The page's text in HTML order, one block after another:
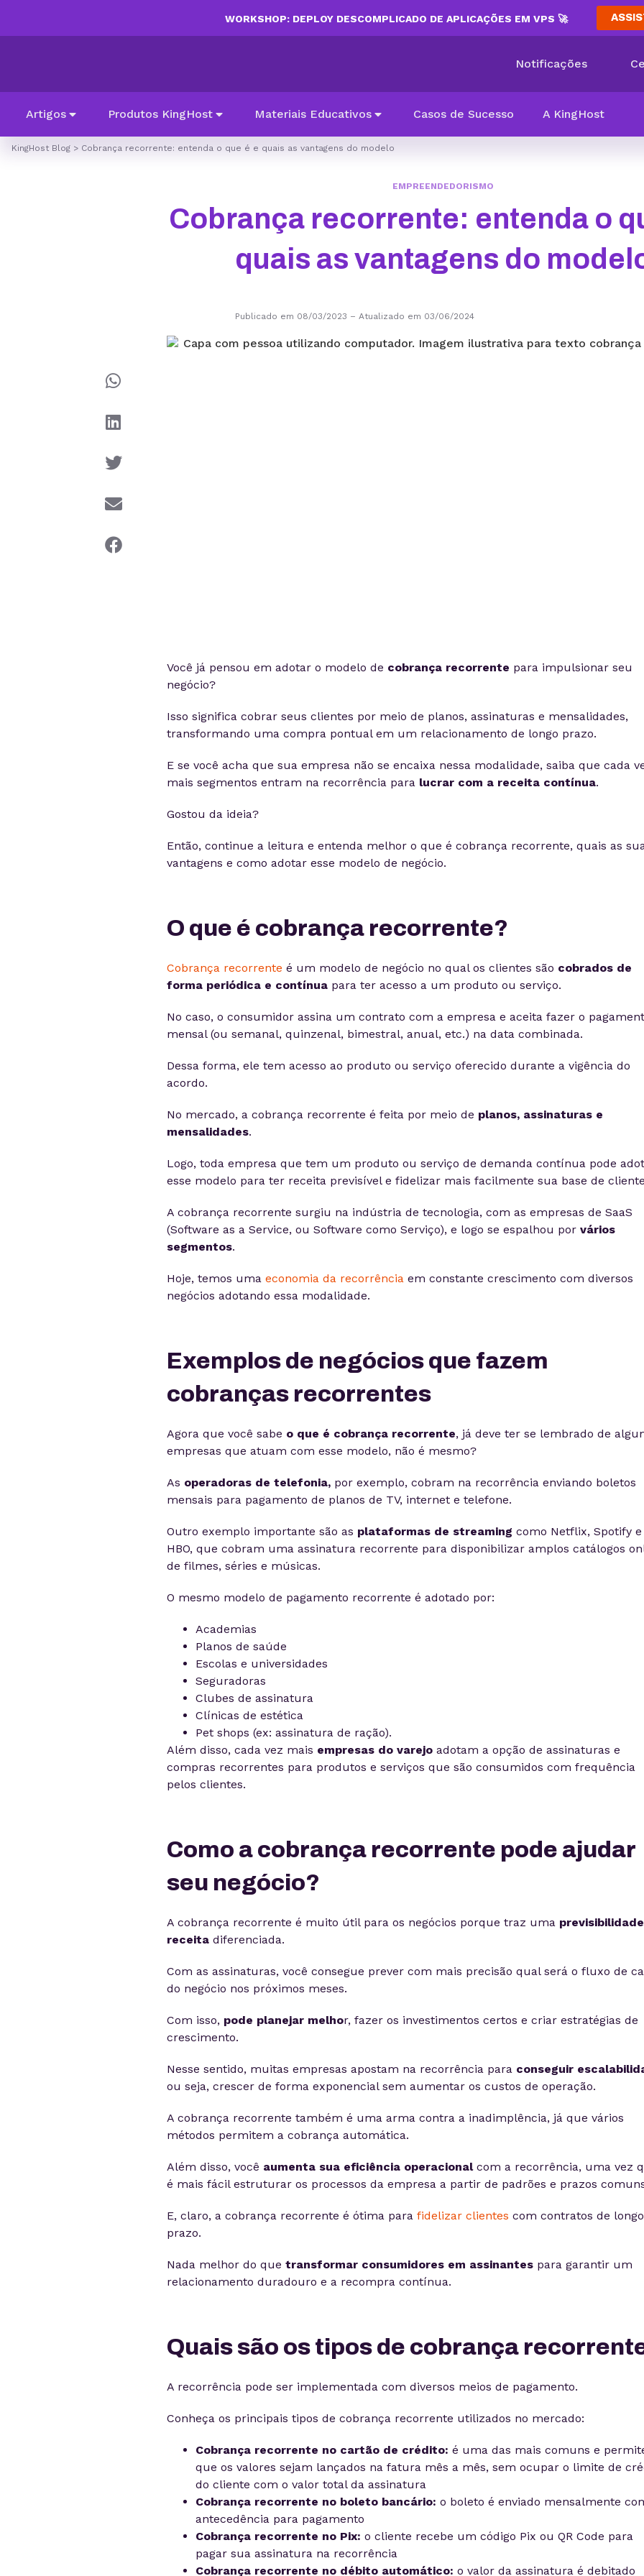
WORKSHOP: DEPLOY DESCOMPLICADO DE APLICAÇÕES EM VPS 🚀
Notificações
Artigos Produtos KingHost Materiais Educativos Casos de Sucesso A KingHost
KingHost Blog > Cobrança recorrente: entenda o que é e quais as vantagens do modelo
EMPREENDEDORISMO
Cobrança recorrente: entenda o
quais as vantagens do
Publicado em 08/03/2023 – Atualizado em 03/06/2024
Você já pensou em adotar o modelo de cobrança recorrente para impulsionar seu
negócio?
Isso significa cobrar seus clientes por meio de planos, assinaturas e mensalidades,
transformando uma compra pontual em um relacionamento de longo prazo.
E se você acha que sua empresa não se encaixa nessa modalidade, saiba que cada
mais segmentos entram na recorrência paralucrar com a receita contínua.
Gostou da ideia?
Então, continue a leitura e entenda melhor o que é cobrança recorrente, quais as
vantagens e como adotar esse modelo de negócio.
O que é cobrança recorrente?
Cobrança recorrente é um modelo de negócio no qual os clientes são cobrados de
forma periódica e contínuapara ter acesso a um produto ou serviço.
No caso, o consumidor assina um contrato com a empresa e aceita fazer o
mensal (ou semanal, quinzenal, bimestral, anual, etc.) na data combinada.
Dessa forma, ele tem acesso ao produto ou serviço oferecido durante a vigência do
acordo.
No mercado, a cobrança recorrente é feita por meio de planos, assinaturas e
mensalidades.
Logo, toda empresa que tem um produto ou serviço de demanda contínua pode
esse modelo para ter receita previsível e fidelizar mais facilmente sua base de
A cobrança recorrente surgiu na indústria de tecnologia, com as empresas de SaaS
(Software as a Service, ou Software como Serviço), e logo se espalhou por vários
segmentos.
Hoje, temos uma economia da recorrênciaem constante crescimento com diversos
negócios adotando essa modalidade.
Exemplos de negócios que fazem
cobranças recorrentes
Agora que você sabe o que é cobrança recorrente, já deve ter se lembrado de
empresas que atuam com esse modelo, não é mesmo?
As operadoras de telefonia,por exemplo, cobram na recorrência enviando boletos
mensais para pagamento de planos de TV, internet e telefone.
Outro exemplo importante são as plataformas de streaming como Netflix, Spotify e
HBO, que cobram uma assinatura recorrente para disponibilizar amplos catálogos
de filmes, séries e músicas.
O mesmo modelo de pagamento recorrente é adotado por:
Academias
Planos de saúde
Escolas e universidades
Seguradoras
Clubes de assinatura
Clínicas de estética
Pet shops (ex: assinatura de ração).
Além disso, cada vez mais empresas do varejo adotam a opção de assinaturas e
compras recorrentes para produtos e serviços que são consumidos com frequência
pelos clientes.
Como a cobrança recorrente pode ajudar
seu negócio?
A cobrança recorrente é muito útil para os negócios porque traz uma
receitadiferenciada.
Com as assinaturas, você consegue prever com mais precisão qual será o fluxo de
do negócio nos próximos meses.
Com isso, pode planejar melhor, fazer os investimentos certos e criar estratégias de
crescimento.
Nesse sentido, muitas empresas apostam na recorrência para conseguir
ou seja, crescer de forma exponencial sem aumentar os custos de operação.
A cobrança recorrente também é uma arma contra a inadimplência, já que vários
métodos permitem a cobrança automática.
Além disso, você aumenta sua eficiência operacional com a recorrência, uma vez
é mais fácil estruturar os processos da empresa a partir de padrões e prazos
E, claro, a cobrança recorrente é ótima para fidelizar clientes com contratos de longo
prazo.
Nada melhor do que transformar consumidores em assinantespara garantir um
relacionamento duradouro e a recompra contínua.
Quais são os tipos de cobrança
A recorrência pode ser implementada com diversos meios de pagamento.
Conheça os principais tipos de cobrança recorrente utilizados no mercado:
Cobrança recorrente no cartão de crédito: é uma das mais comuns e
que os valores sejam lançados na fatura mês a mês, sem ocupar o limite de
do cliente com o valor total da assinatura
Cobrança recorrente no boleto bancário: o boleto é enviado mensalmente
antecedência para pagamento
Cobrança recorrente no Pix: o cliente recebe um código Pix ou QR Code para
pagar sua assinatura na recorrência
Cobrança recorrente no débito automático: o valor da assinatura é debitado